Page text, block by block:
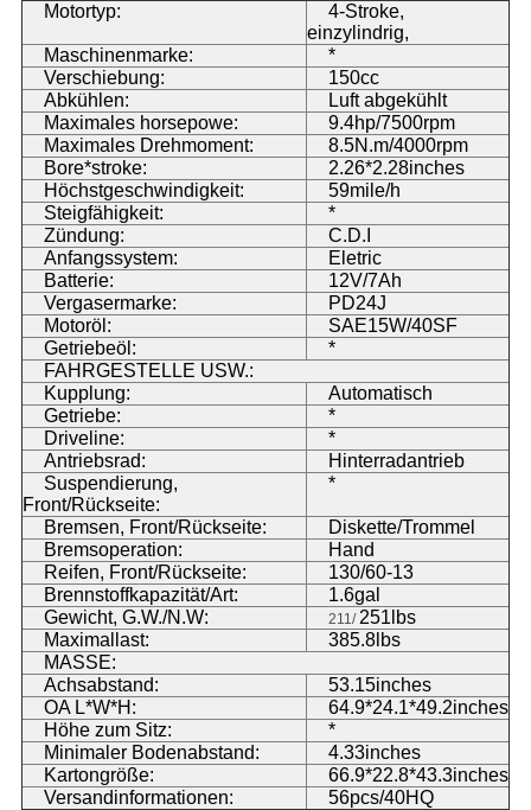
Motortyp:
4-Stroke,
einzylindrig,
Maschinenmarke:
*
Verschiebung:
150cc
Abkühlen:
Luft abgekühlt
Maximales horsepowe:
9.4hp/7500rpm
Maximales Drehmoment:
8.5N.m/4000rpm
Bore*stroke:
2.26*2.28inches
Höchstgeschwindigkeit:
59mile/h
Steigfähigkeit:
*
Zündung:
C.D.I
Anfangssystem:
Eletric
Batterie:
12V/7Ah
Vergasermarke:
PD24J
Motoröl:
SAE15W/40SF
Getriebeöl:
*
FAHRGESTELLE USW.:
Kupplung:
Automatisch
Getriebe:
*
Driveline:
*
Antriebsrad:
Hinterradantrieb
Suspendierung,
Front/Rückseite:
*
Bremsen, Front/Rückseite:
Diskette/Trommel
Bremsoperation:
Hand
Reifen, Front/Rückseite:
130/60-13
Brennstoffkapazität/Art:
1.6gal
Gewicht, G.W./N.W:
211/251lbs
Maximallast:
385.8lbs
MASSE:
Achsabstand:
53.15inches
OA L*W*H:
64.9*24.1*49.2inches
Höhe zum Sitz:
*
Minimaler Bodenabstand:
4.33inches
Kartongröße:
66.9*22.8*43.3inches
Versandinformationen:
56pcs/40HQ